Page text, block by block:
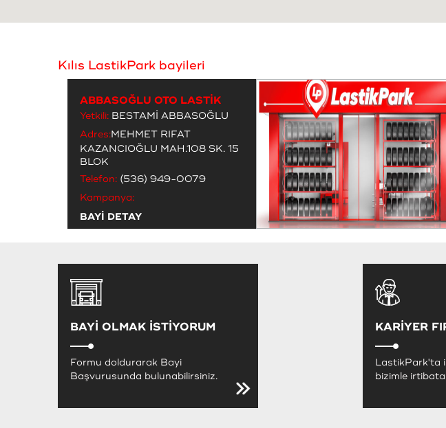
Kılıs LastikPark bayileri
ABBASOĞLU OTO LASTİK
Yetkili: BESTAMİ ABBASOĞLU
Adres:MEHMET RIFAT
KAZANCIOĞLU MAH.108 SK. 15
BLOK
Telefon: (536) 949-0079
Kampanya:
BAYİ DETAY
BAYİ OLMAK İSTİYORUM
Formu doldurarak Bayi
Başvurusunda bulunabilirsiniz.
KARİYER
LastikPark'ta
bizimle